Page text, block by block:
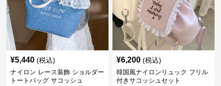
¥5,440 (税込)
ナイロン レース装飾 ショルダー
トートバッグ サコッシュ
¥6,200 (税込)
韓国風ナイロンリュック フリル
付きサコッシュセット